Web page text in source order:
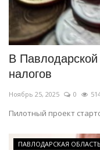
В
налогов
Ноябрь 25, 2025 0
Пилотный проект
ПАВЛОДАРСКАЯ ОБЛАСТЬ